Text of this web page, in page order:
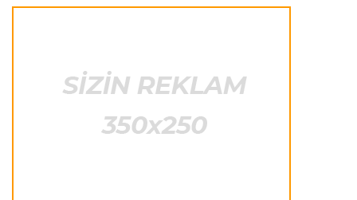
bənzəyir"
23:38 06.08.2026